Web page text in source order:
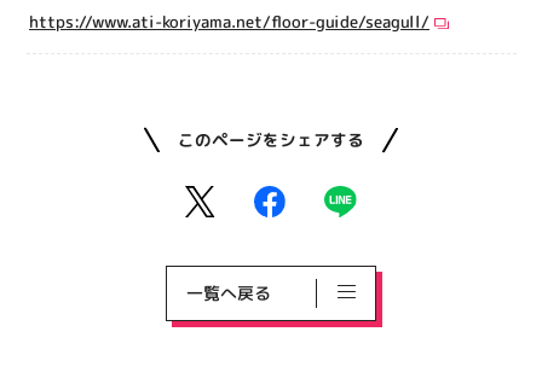
https://www.ati-koriyama.net/floor-guide/seagull/
このページをシェアする
一覧へ戻る